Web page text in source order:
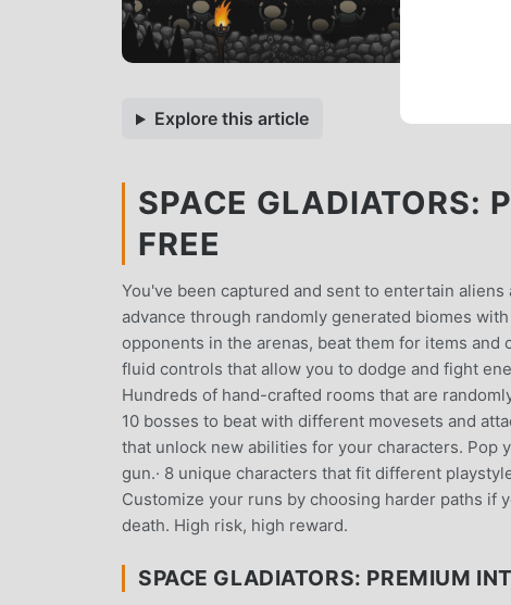
Explore this article
SPACE GLADIATORS:
FREE
You've been captured and sent to entertain
advance through randomly generated biomes
opponents in the arenas, beat them for items and
fluid controls that allow you to dodge and fight
Hundreds of hand-crafted rooms that are
10 bosses to beat with different movesets and
that unlock new abilities for your characters. Pop
gun.· 8 unique characters that fit different
Customize your runs by choosing harder paths
death. High risk, high reward.
SPACE GLADIATORS: PREMIUM